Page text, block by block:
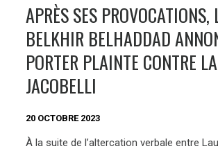
APRÈS SES PROVOCATIONS,
BELKHIR BELHADDAD
PORTER PLAINTE CONTRE
JACOBELLI
20 OCTOBRE 2023
À la suite de l’altercation verbale entre